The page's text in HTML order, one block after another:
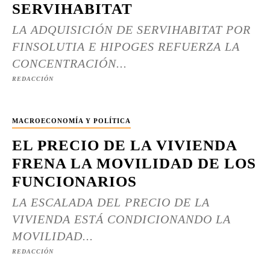
SERVIHABITAT
LA ADQUISICIÓN DE SERVIHABITAT POR
FINSOLUTIA E HIPOGES REFUERZA LA
CONCENTRACIÓN...
REDACCIÓN
MACROECONOMÍA Y POLÍTICA
EL PRECIO DE LA VIVIENDA
FRENA LA MOVILIDAD DE LOS
FUNCIONARIOS
LA ESCALADA DEL PRECIO DE LA
VIVIENDA ESTÁ CONDICIONANDO LA
MOVILIDAD...
REDACCIÓN